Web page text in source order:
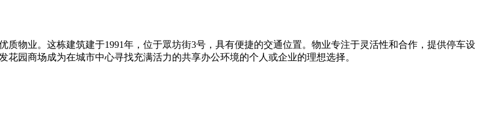
物业。这栋建筑建于1991年，位于眾坊街3号，具有便捷的交通位置。物业专注于灵活性和合作，提供停车设
园商场成为在城市中心寻找充满活力的共享办公环境的个人或企业的理想选择。